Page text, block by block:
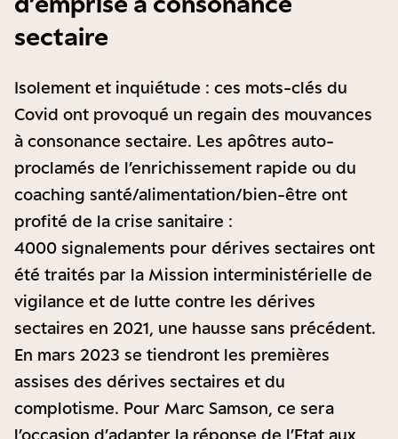
sectaire
Isolement et inquiétude : ces mots-clés du
Covid ont provoqué un regain des mouvances
à consonance sectaire. Les apôtres auto-
proclamés de l’enrichissement rapide ou du
coaching santé/alimentation/bien-être ont
profité de la crise sanitaire :
4000 signalements pour dérives sectaires ont
été traités par la Mission interministérielle de
vigilance et de lutte contre les dérives
sectaires en 2021, une hausse sans précédent.
En mars 2023 se tiendront les premières
assises des dérives sectaires et du
complotisme. Pour Marc Samson, ce sera
l’occasion d’adapter la réponse de l’Etat aux